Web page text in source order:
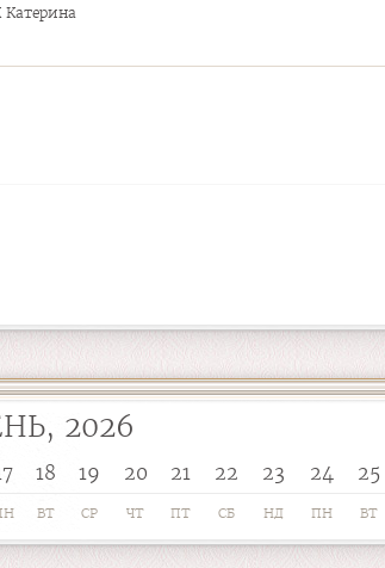
Катерина
2026
18 19 20 21 22 23 24 25
ВТ СР ЧТ ПТ СБ НД ПН ВТ